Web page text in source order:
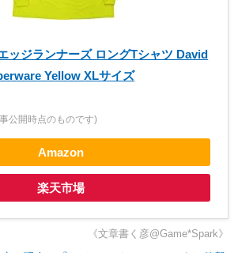
ッジランナーズ ロングTシャツ David
Yellow XLサイズ
公開時点のものです)
Amazon
楽天市場
《文章書く彦@Game*Spark》